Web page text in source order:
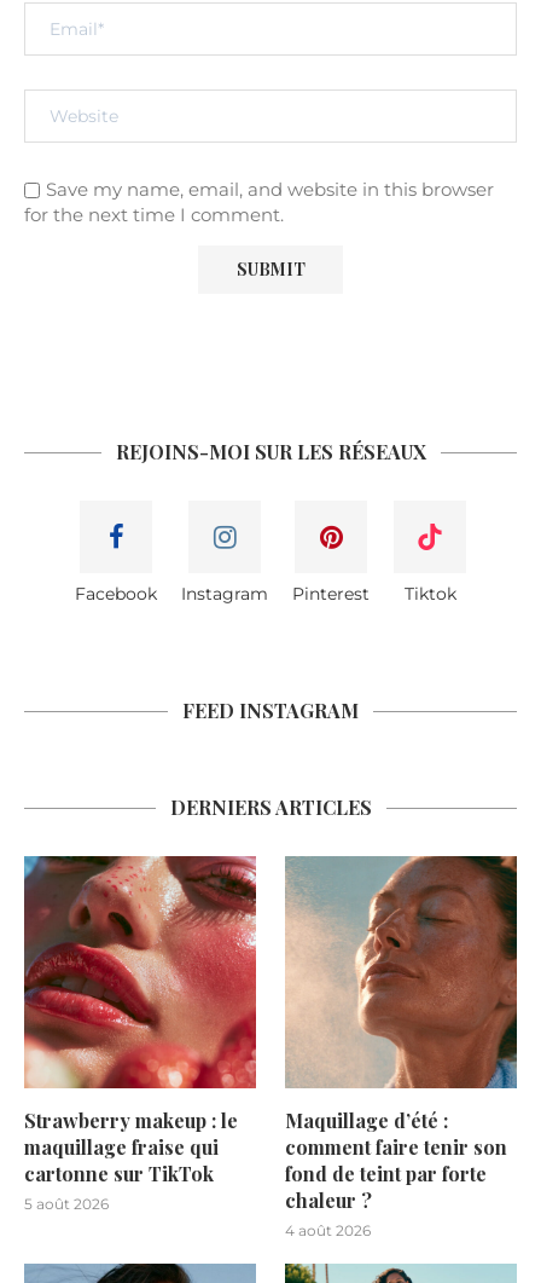
Save my name, email, and website in this browser
for the next time I comment.
REJOINS-MOI SUR LES RÉSEAUX
Facebook Instagram Pinterest Tiktok
FEED INSTAGRAM
DERNIERS ARTICLES
Strawberry makeup : le
maquillage fraise qui
cartonne sur TikTok
5 août 2026
Maquillage d’été :
comment faire tenir son
fond de teint par forte
chaleur ?
4 août 2026